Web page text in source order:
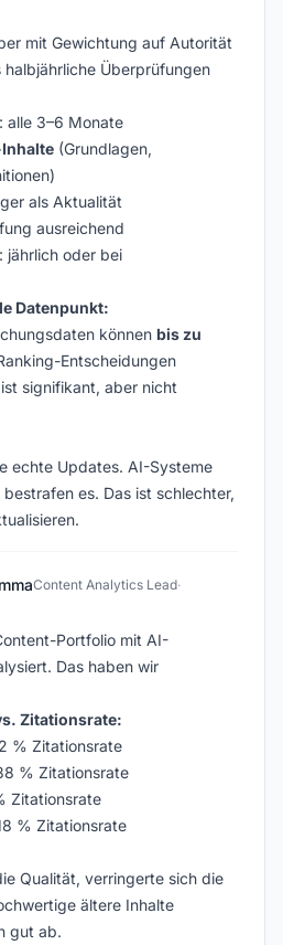
mit Gewichtung auf Autorität
halbjährliche Überprüfungen
alle 3–6 Monate
(Grundlagen,
als Aktualität
ausreichend
jährlich oder bei
Datenpunkt:
können bis zu
Entscheidungen
signifikant, aber nicht
echte Updates. AI-Systeme
es. Das ist schlechter,
Content Analytics Lead·
Portfolio mit AI-
Das haben wir
Zitationsrate:
% Zitationsrate
% Zitationsrate
Zitationsrate
% Zitationsrate
Qualität, verringerte sich die
ältere Inhalte
gut ab.